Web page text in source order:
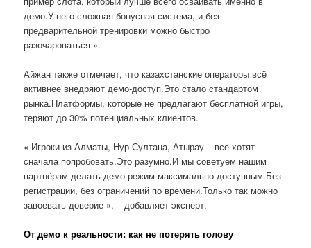
демо.У него сложная бонусная система, и без
предварительной тренировки можно быстро
разочароваться ».
Айжан также отмечает, что казахстанские операторы всё
активнее внедряют демо-доступ.Это стало стандартом
рынка.Платформы, которые не предлагают бесплатной игры,
теряют до 30% потенциальных клиентов.
« Игроки из Алматы, Нур-Султана, Атырау – все хотят
сначала попробовать.Это разумно.И мы советуем нашим
партнёрам делать демо-режим максимально доступным.Без
регистрации, без ограничений по времени.Только так можно
завоевать доверие », – добавляет эксперт.
От демо к реальности: как не потерять голову